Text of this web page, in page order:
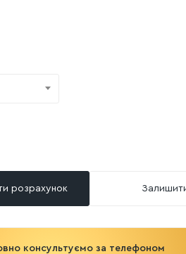
розрахунок
консультуємо за телефоном